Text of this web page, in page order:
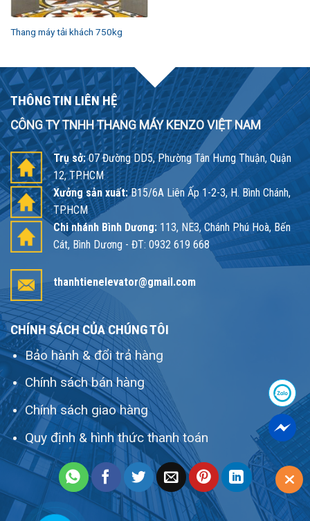
Thang máy tải khách 750kg
THÔNG TIN LIÊN HỆ
CÔNG TY TNHH THANG MÁY KENZO VIỆT NAM
Trụ sở:07 Đường DD5, Phường Tân Hưng Thuận, Quận
12, TP.HCM
Xưởng sản xuất:B15/6A Liên Ấp 1-2-3, H. Bình Chánh,
TP.HCM
Chi nhánh Bình Dương: 113, NE3, Chánh Phú Hoà, Bến
Cát, Bình Dương - ĐT: 0932 619 668
thanhtienelevator@gmail.com
CHÍNH SÁCH CỦA CHÚNG TÔI
Bảo hành & đổi trả hàng
Chính sách bán hàng
Chính sách giao hàng
Quy định & hình thức thanh toán